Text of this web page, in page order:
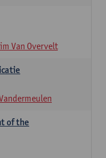
Van Overvelt
of the